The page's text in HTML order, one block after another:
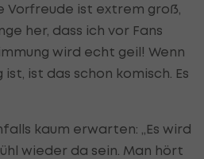
Vorfreude ist extrem groß,
her, dass ich vor Fans
wird echt geil! Wenn
ist das schon komisch. Es
kaum erwarten: „Es wird
wieder da sein. Man hört